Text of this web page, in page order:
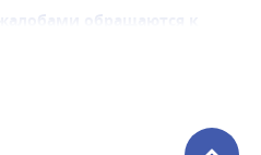
обращаются к
аритмологу с жалобами на
Такие состояния могут